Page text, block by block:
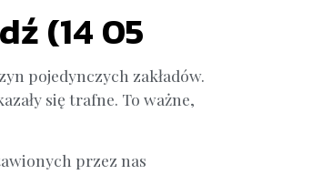
(14 05
pojedynczych zakładów.
się trafne. To ważne,
przez nas